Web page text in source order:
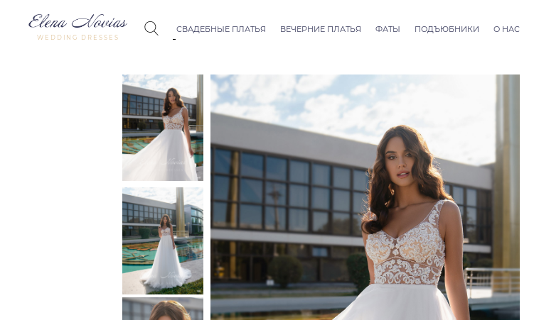
WEDDING DRESSES
СВАДЕБНЫЕ ПЛАТЬЯ
Seville
Thessaloniki
Athens
Melody
Vienna
Dubai Couture
Rome
ВЕЧЕРНИЕ ПЛАТЬЯ
Allure
ФАТЫ
Фаты Athens
Фаты Rome
ПОДЪЮБНИКИ О НАС